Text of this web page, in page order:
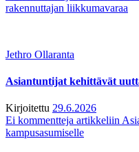
rakennuttajan liikkumavaraa
Jethro Ollaranta
Asiantuntijat kehittävät
Kirjoitettu 29.6.2026
Ei kommentteja artikkeliin
kampusasumiselle